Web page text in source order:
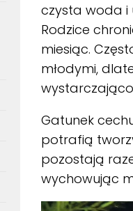
czysta woda i
Rodzice
miesiąc.
młodymi,
Gatunek
potrafią
pozostają
wychowując